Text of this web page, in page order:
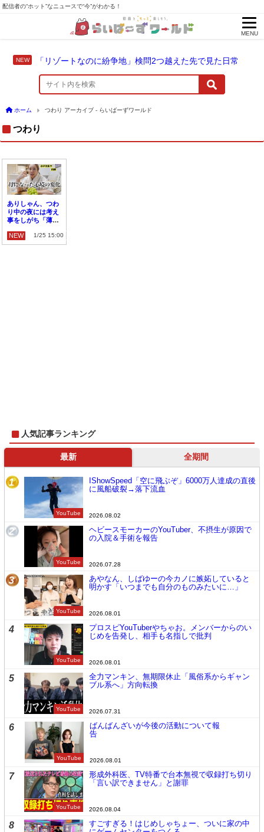
配信者の“ホット”なニュースで“今”がわかる！
MENU
「リゾートなのに紛争地」検問2つ越えた先で見た日常
ホーム つわり アーカイブ - らいばーずワールド
つわり
ありしゃん、つわ
り中の夜には考え
事をしがち「薄い
NEW
1/25 15:00
人気記事ランキング
最新 全期間
1
YouTube
IShowSpeed「空に飛ぶぞ」6000万人達成の直後
に風船破裂→落下流血
2026.08.02
2
YouTube
ヘビースモーカーのYouTuber、不摂生が原因で
の入院＆手術を報告
2026.07.28
3
YouTube
あやなん、しばゆーの今カノに嫉妬していると
明かす「いつまでも自分のものみたいに…」
2026.08.01
4
YouTube
プロスピYouTuberやちゃお。メンバーからのい
じめを告発し、相手も名指しで批判
2026.08.01
5
YouTube
全力マンキン、無期限休止「風俗系からギャン
ブル系へ」方向転換
2026.07.31
6
YouTube
ばんばんざいが今後の活動について報
告
2026.08.01
7
YouTube
形成外科医、TV特番で台本無視で収録打ち切り
「言い訳できません」と謝罪
2026.08.04
8
すごすぎる！はじめしゃちょー、ついに家の中